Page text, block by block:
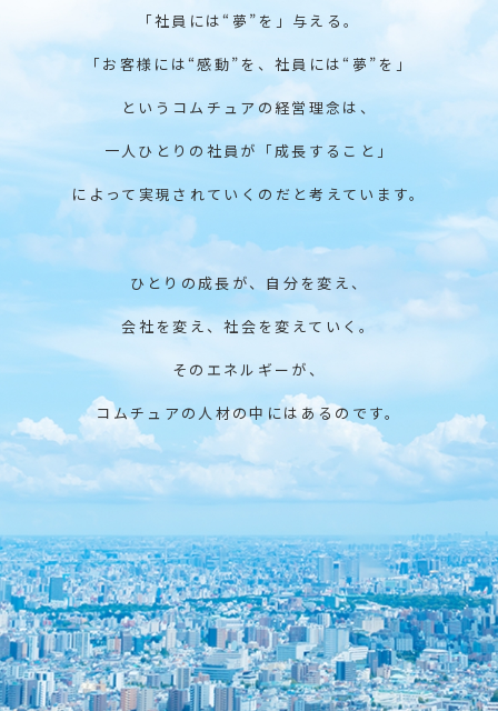
「社員には“夢”を」与える。
「お客様には“感動”を、社員には“夢”を」
というコムチュアの経営理念は、
一人ひとりの社員が「成長すること」
によって実現されていくのだと考えています。
ひとりの成長が、自分を変え、
会社を変え、社会を変えていく。
そのエネルギーが、
コムチュアの人材の中にはあるのです。